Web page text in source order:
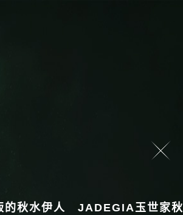
的秋水伊人 JADEGIA玉世家